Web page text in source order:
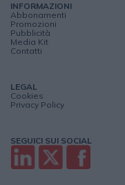
INFORMAZIONI
Abbonamenti
Promozioni
Pubblicità
Media Kit
Contatti
LEGAL
Cookies
Privacy Policy
SEGUICI SUI SOCIAL